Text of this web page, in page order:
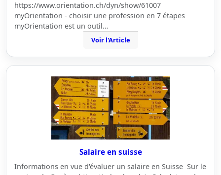
https://www.orientation.ch/dyn/show/61007
myOrientation - choisir une profession en 7 étapes
myOrientation est un outil…
Voir l'Article
Salaire en suisse
Informations en vue d'évaluer un salaire en Suisse Sur le